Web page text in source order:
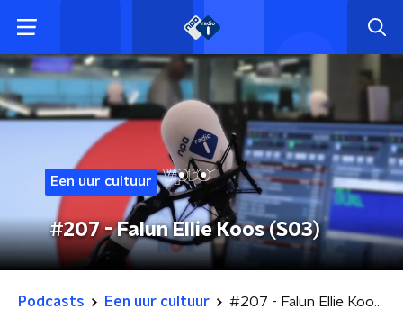
Een uur cultuur
#207 - Falun Ellie Koos (S03)
Podcasts Een uur cultuur #207 - Falun Ellie Koos (S03)